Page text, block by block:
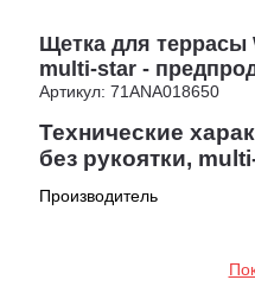
Щетка для террасы
multi-star -
Артикул: 71ANA018650
Технические
без рукоятки,
Производитель